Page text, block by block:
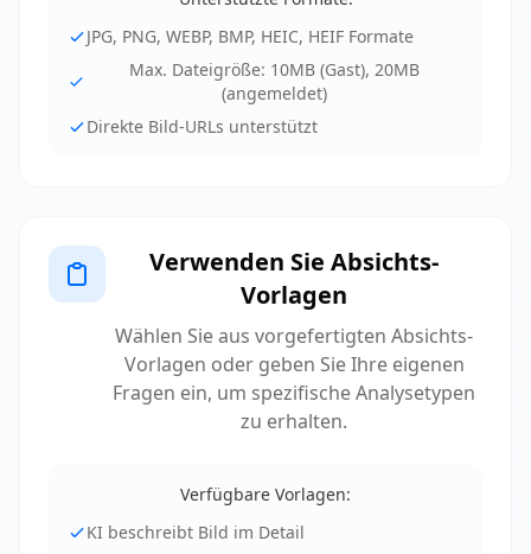
JPG, PNG, WEBP, BMP, HEIC, HEIF Formate
Max. Dateigröße: 10MB (Gast), 20MB
(angemeldet)
Direkte Bild-URLs unterstützt
Verwenden Sie Absichts-
Vorlagen
Wählen Sie aus vorgefertigten Absichts-
Vorlagen oder geben Sie Ihre eigenen
Fragen ein, um spezifische Analysetypen
zu erhalten.
Verfügbare Vorlagen:
KI beschreibt Bild im Detail